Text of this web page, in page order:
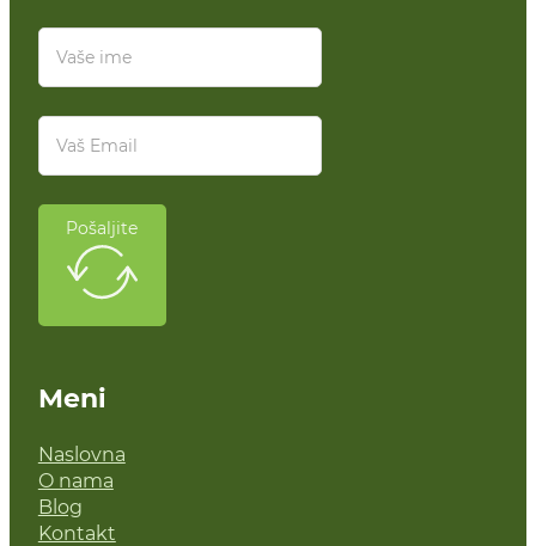
Pošaljite
Meni
Naslovna
O nama
Blog
Kontakt